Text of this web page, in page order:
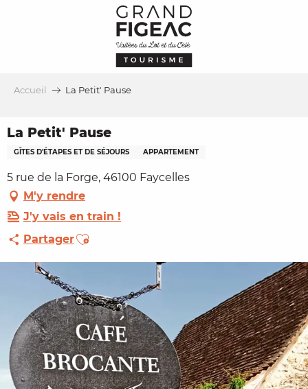
Accueil La Petit' Pause
La Petit' Pause
GÎTES D'ÉTAPES ET DE SÉJOURS APPARTEMENT
5 rue de la Forge, 46100 Faycelles
M'y rendre
J'y vais en train !
PartagerAjouter aux favoris